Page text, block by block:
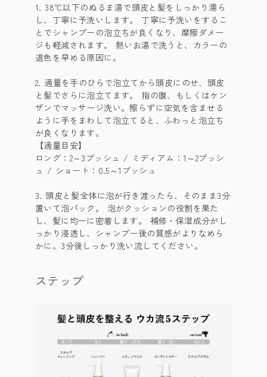
1. 38℃以下のぬるま湯で頭皮と髪をしっかり濡ら
し、丁寧に予洗いします。 丁寧に予洗いをするこ
とでシャンプーの泡立ちが良くなり、摩擦ダメー
ジも軽減されます。 熱いお湯で洗うと、カラーの
退色を早める原因に。​
​2. 適量を手のひらで泡立てから頭皮にのせ、頭皮
と髪でさらに泡立てます。 指の腹、もしくはケン
ザンでマッサージ洗い。擦らずに空気を含ませる
ように手をまわして泡立てると、ふわっと泡立ち
が良くなります。​
【適量目安】
​ ロング：2～3プッシュ / ミディアム：1～2プッシ
ュ / ショート：0.5～1プッシュ​
​3. 頭皮と髪全体に泡が行き渡ったら、そのまま3分
置いて泡パック。 泡がクッションの役割を果た
し、髪に均一に密着します。 補修・保湿成分がし
っかり浸透し、シャンプー後の質感がよりなめら
かに。3分後しっかり洗い流してください。​
ステップ